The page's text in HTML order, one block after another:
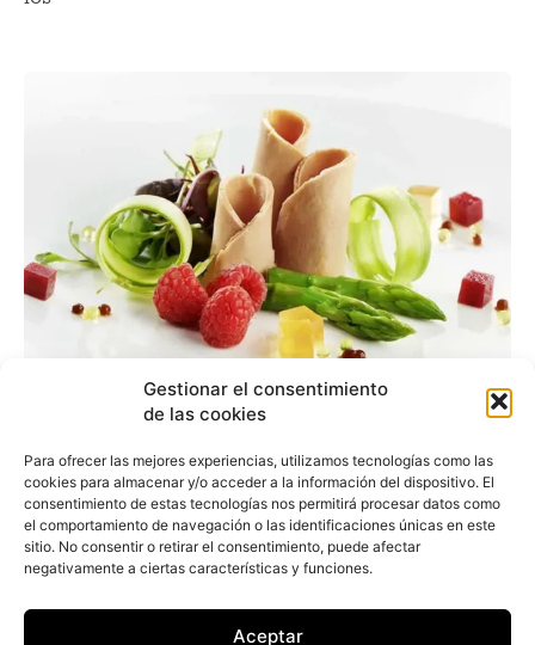
Gestionar el consentimiento
de las cookies
Para ofrecer las mejores experiencias, utilizamos tecnologías como las
cookies para almacenar y/o acceder a la información del dispositivo. El
consentimiento de estas tecnologías nos permitirá procesar datos como
el comportamiento de navegación o las identificaciones únicas en este
sitio. No consentir o retirar el consentimiento, puede afectar
negativamente a ciertas características y funciones.
Aceptar
Disfruta de Fudeat este
verano en la playa
Esther Alonso - 6 de agosto de 2019
La plataforma gastronómica Fudeat (léase “fudit")
clave de la Costa del Sol. Se trata de una